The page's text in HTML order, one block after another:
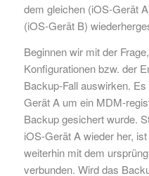
dem gleichen (iOS-Gerät
(iOS-Gerät B)
Beginnen wir mit der
Konfigurationen bzw. der
Backup-Fall auswirken.
Gerät A um ein MDM-
Backup gesichert wurde.
iOS-Gerät A wieder her,
weiterhin mit dem
verbunden. Wird das